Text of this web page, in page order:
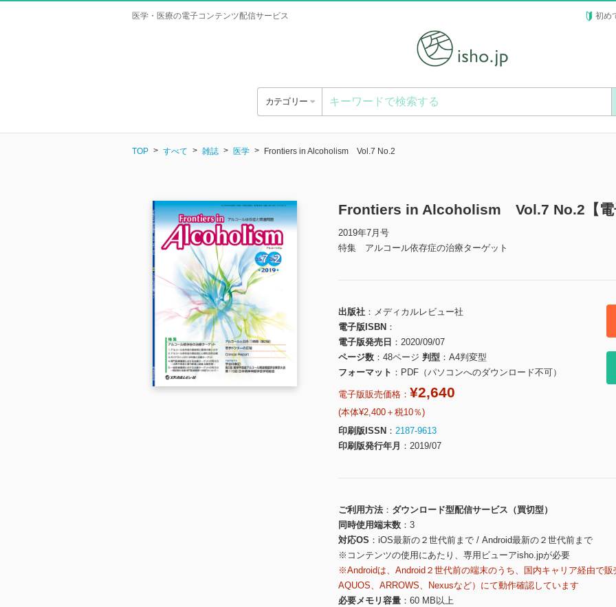
医学・医療の電子コンテンツ配信サービス 初め
カテゴリー
TOP すべて 雑誌 医学 Frontiers in Alcoholism Vol.7 No.2
Frontiers in Alcoholism Vol.7 No.2【電
2019年7月号
特集 アルコール依存症の治療ターゲット
出版社
メディカルレビュー社
電子版ISBN
電子版発売日
2020/09/07
ページ数
48ページ 判型
A4判変型
フォーマット
PDF（パソコンへのダウンロード不可）
電子版販売価格： ¥2,640
(本体¥2,400＋税10％)
印刷版ISSN
2187-9613
印刷版発行年月
2019/07
ご利用方法
ダウンロード型配信サービス（買切型）
同時使用端末数
3
対応OS
iOS最新の２世代前まで / Android最新の２世代前まで
※コンテンツの使用にあたり、専用ビューアisho.jpが必要
※Androidは、Android２世代前の端末のうち、国内キャリア経由で販
AQUOS、ARROWS、Nexusなど）にて動作確認しています
必要メモリ容量
60 MB以上